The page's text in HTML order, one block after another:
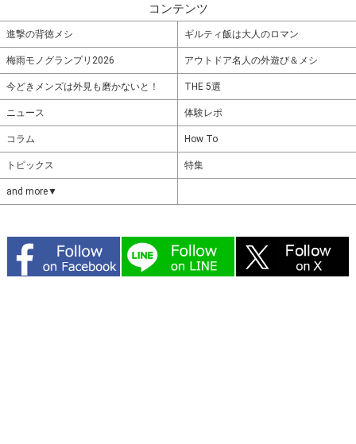
コンテンツ
進撃の背徳メシ ギルティ飯は大人のロマン
梅雨モノグランプリ2026 アウトドア名人の外遊び＆メシ
今どきメンズは外見も磨かないと！ THE 5選
ニュース 体験レポ
コラム How To
トピックス 特集
and more▼